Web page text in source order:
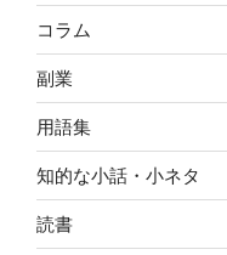
コラム
副業
用語集
知的な小話・小ネタ
読書